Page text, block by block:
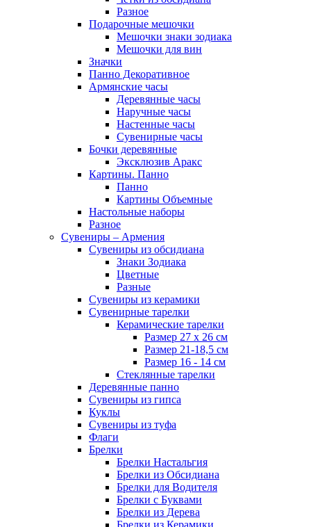
Разное
Подарочные мешочки
Мешочки знаки зодиака
Мешочки для вин
Значки
Панно Декоративное
Армянские часы
Деревянные часы
Наручные часы
Настенные часы
Сувенирные часы
Бочки деревянные
Эксклюзив Аракс
Картины. Панно
Панно
Картины Объемные
Настольные наборы
Разное
Сувениры – Армения
Сувениры из обсидиана
Знаки Зодиака
Цветные
Разные
Сувениры из керамики
Сувенирные тарелки
Керамические тарелки
Размер 27 х 26 см
Размер 21-18,5 см
Размер 16 - 14 см
Стеклянные тарелки
Деревянные панно
Сувениры из гипса
Куклы
Сувениры из туфа
Флаги
Брелки
Брелки Настальгия
Брелки из Обсидиана
Брелки для Водителя
Брелки с Буквами
Брелки из Дерева
Брелки из Керамики